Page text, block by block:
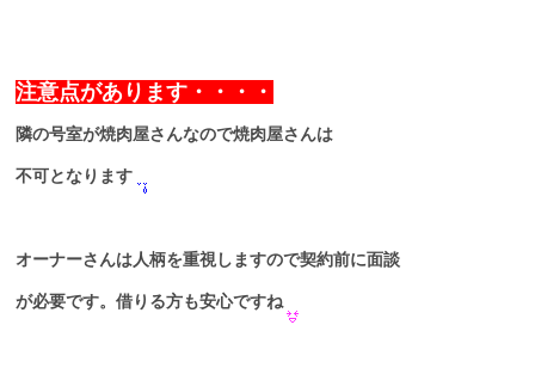
注意点があります・・・・
隣の号室が焼肉屋さんなので焼肉屋さんは
不可となります
オーナーさんは人柄を重視しますので契約前に面談
が必要です。借りる方も安心ですね